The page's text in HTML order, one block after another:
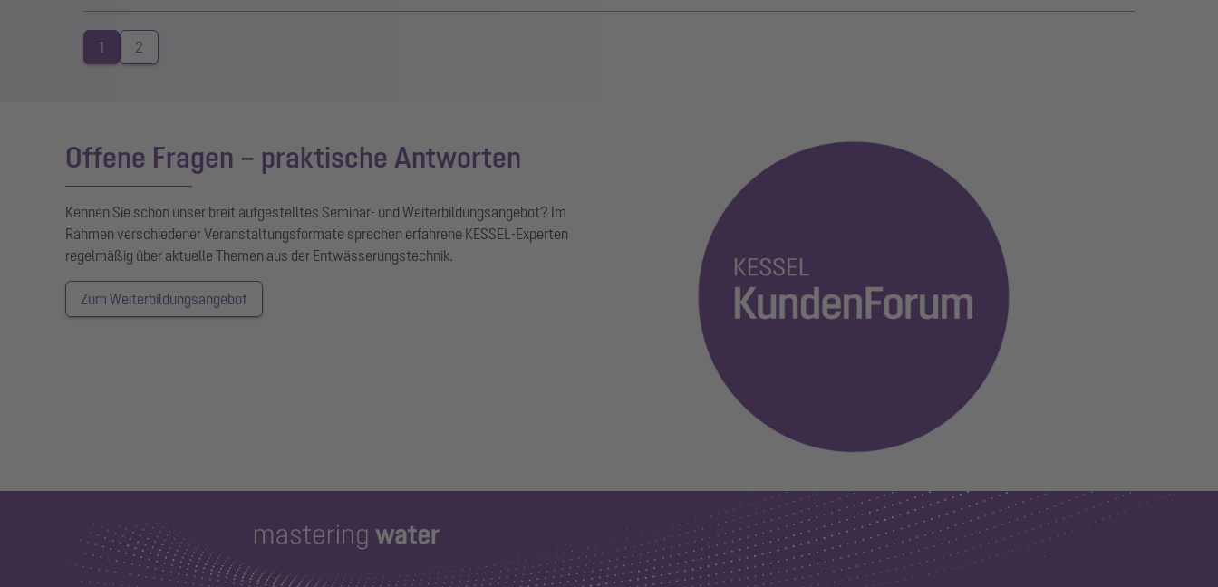
1 2
Offene Fragen – praktische Antworten
Kennen Sie schon unser breit aufgestelltes Seminar- und Weiterbildungsangebot? Im
Rahmen verschiedener Veranstaltungsformate sprechen erfahrene KESSEL-Experten
regelmäßig über aktuelle Themen aus der Entwässerungstechnik.
Zum Weiterbildungsangebot